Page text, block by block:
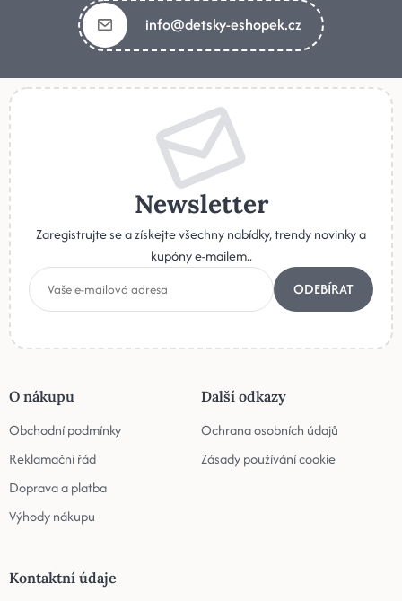
info@detsky-eshopek.cz
Newsletter
Zaregistrujte se a získejte všechny nabídky, trendy novinky a
kupóny e-mailem..
ODEBÍRAT
O nákupu
Obchodní podmínky
Reklamační řád
Doprava a platba
Výhody nákupu
Další odkazy
Ochrana osobních údajů
Zásady používání cookie
Kontaktní údaje